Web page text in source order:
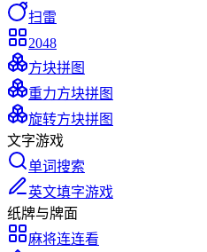
扫雷
2048
方块拼图
重力方块拼图
旋转方块拼图
文字游戏
单词搜索
英文填字游戏
纸牌与牌面
麻将连连看